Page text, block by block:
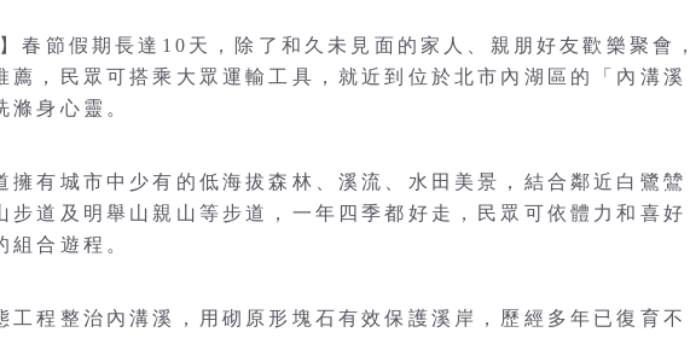
春節假期長達10天，除了和久未見面的家人、親朋好友歡樂聚會，
薦，民眾可搭乘大眾運輸工具，就近到位於北市內湖區的「內溝溪
滌身心靈。
擁有城市中少有的低海拔森林、溪流、水田美景，結合鄰近白鷺鷥
步道及明舉山親山等步道，一年四季都好走，民眾可依體力和喜好
組合遊程。
工程整治內溝溪，用砌原形塊石有效保護溪岸，歷經多年已復育不